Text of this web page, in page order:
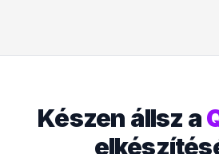
Készen állsz a